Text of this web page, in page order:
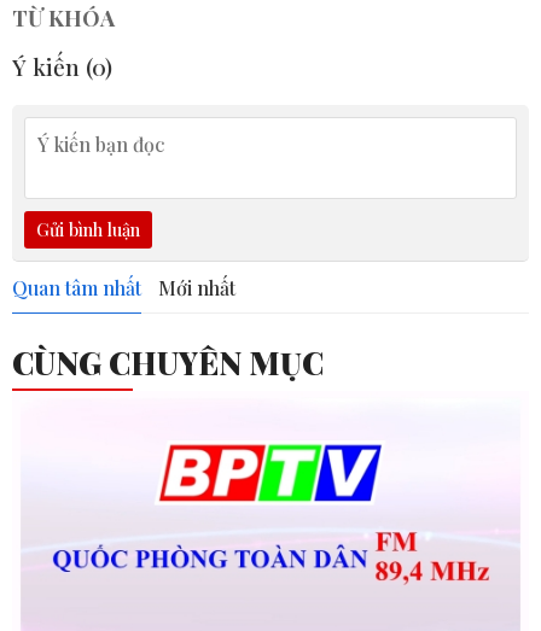
TỪ KHÓA
Ý kiến (0)
Gửi bình luận
Quan tâm nhất Mới nhất
CÙNG CHUYÊN MỤC